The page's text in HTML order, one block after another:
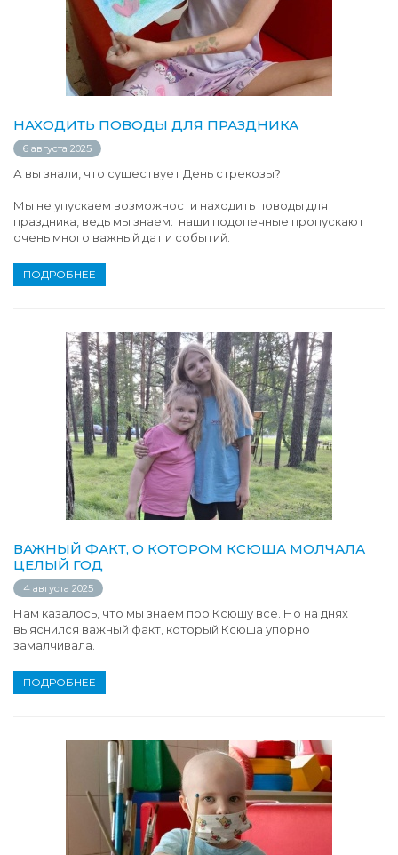
НАХОДИТЬ ПОВОДЫ ДЛЯ ПРАЗДНИКА
6 августа 2025
А вы знали, что существует День стрекозы?
Мы не упускаем возможности находить поводы для
праздника, ведь мы знаем: наши подопечные пропускают
очень много важный дат и событий.
ПОДРОБНЕЕ
ВАЖНЫЙ ФАКТ, О КОТОРОМ КСЮША МОЛЧАЛА
ЦЕЛЫЙ ГОД
4 августа 2025
Нам казалось, что мы знаем про Ксюшу все. Но на днях
выяснился важный факт, который Ксюша упорно
замалчивала.
ПОДРОБНЕЕ